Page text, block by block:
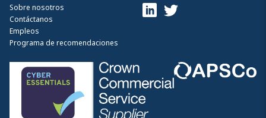
Sobre nosotros
Contáctanos
Empleos
Programa de recomendaciones